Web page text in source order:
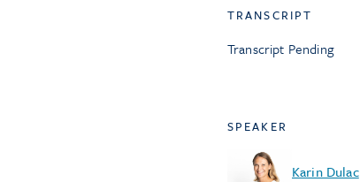
TRANSCRIPT
Transcript Pending
SPEAKER
Karin Dulac